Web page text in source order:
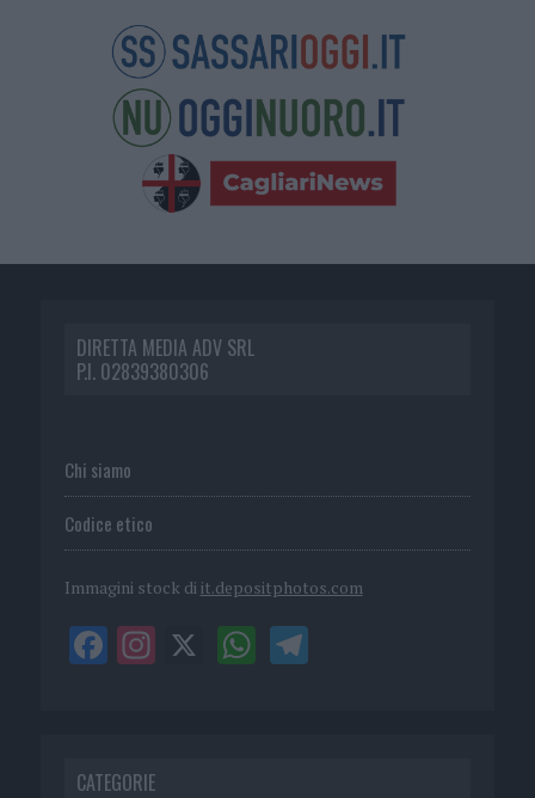
DIRETTA MEDIA ADV SRL
P.I. 02839380306
Chi siamo
Codice etico
Immagini stock di it.depositphotos.com
CATEGORIE